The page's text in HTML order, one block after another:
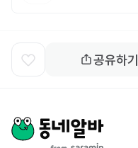
공유하기